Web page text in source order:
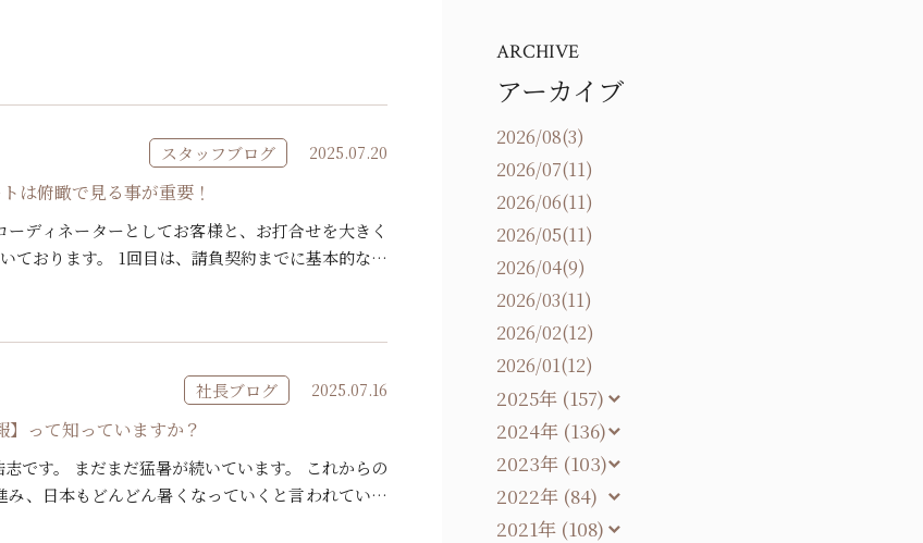
スタッフブログ 2025.07.20
は俯瞰で見る事が重要！
ディネーターとしてお客様と、お打合せを大きく
ております。 1回目は、請負契約までに基本的な仕
社長ブログ 2025.07.16
】って知っていますか？
です。 まだまだ猛暑が続いています。 これからの
、日本もどんどん暑くなっていくと言われていま
ARCHIVE
アーカイブ
2026/08(3)
2026/07(11)
2026/06(11)
2026/05(11)
2026/04(9)
2026/03(11)
2026/02(12)
2026/01(12)
2025年 (157)
2024年 (136)
2023年 (103)
2022年 (84)
2021年 (108)